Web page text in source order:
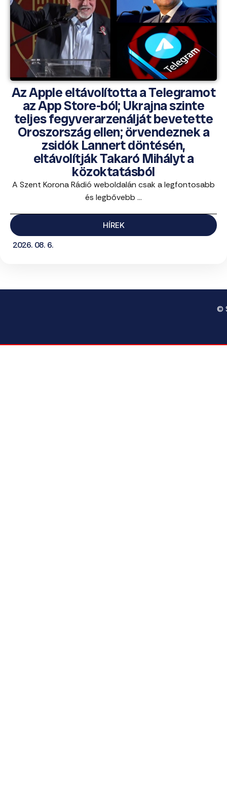
Az Apple eltávolította a Telegramot
az App Store-ból; Ukrajna szinte
teljes fegyverarzenálját bevetette
Oroszország ellen; örvendeznek a
zsidók Lannert döntésén,
eltávolítják Takaró Mihályt a
közoktatásból
A Szent Korona Rádió weboldalán csak a legfontosabb
és legbővebb ...
HÍREK
2026. 08. 6.
©